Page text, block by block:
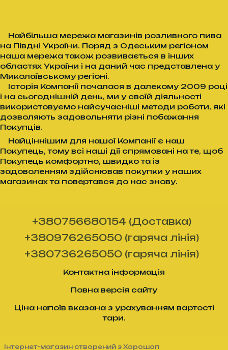
Найбільша мережа магазинів розливного пива
на Півдні України. Поряд з Одеським регіоном
наша мережа також розвивається в інших
областях України і на даний час представлена у
Миколаївському регіоні.
Історія Компанії почалася в далекому 2009 році
і на сьогоднішній день, ми у своїй діяльності
використовуємо найсучасніші методи роботи, які
дозволяють задовольняти різні побажання
Покупців.
Найціннішим для нашої Компанії є наш
Покупець, тому всі наші дії спрямовані на те, щоб
Покупець комфортно, швидко та із
задоволенням здійснював покупки у наших
магазинах та повертався до нас знову.
+380756680154 (Доставка)
+380976265050 (гаряча лінія)
+380736265050 (гаряча лінія)
Контактна інформація
Повна версія сайту
Ціна напоїв вказана з урахуванням вартості
тари.
Інтернет-магазин створений з Хорошоп